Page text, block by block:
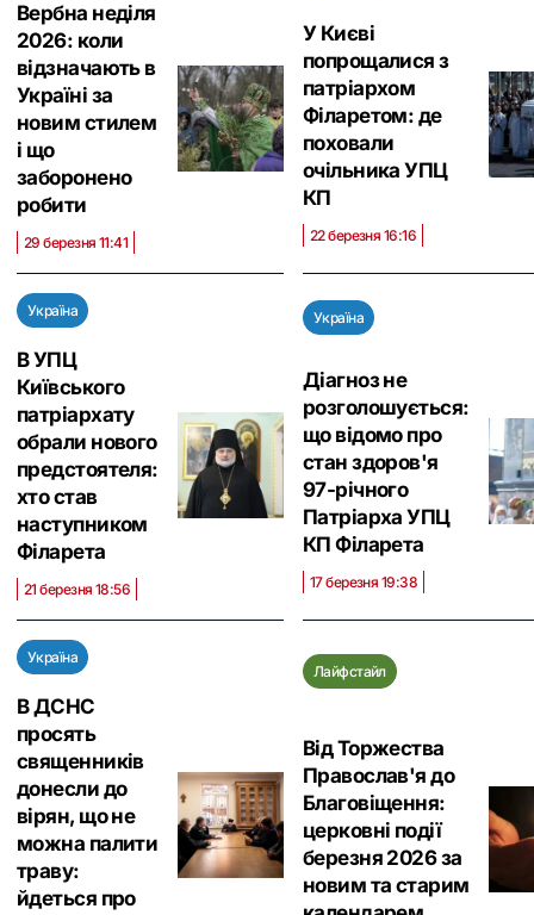
Вербна неділя
2026: коли
відзначають в
Україні за
новим стилем
і що
заборонено
робити
29 березня 11:41
У Києві
попрощалися з
патріархом
Філаретом: де
поховали
очільника УПЦ
КП
22 березня 16:16
Україна
В УПЦ
Київського
патріархату
обрали нового
предстоятеля:
хто став
наступником
Філарета
21 березня 18:56
Україна
Діагноз не
розголошується:
що відомо про
стан здоров'я
97-річного
Патріарха УПЦ
КП Філарета
17 березня 19:38
Україна
В ДСНС
просять
священників
донесли до
вірян, що не
можна палити
траву:
йдеться про
Лайфстайл
Від Торжества
Православ'я до
Благовіщення:
церковні події
березня 2026 за
новим та старим